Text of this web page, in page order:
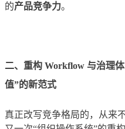
的产品竞争力。
二、重构 Workflow 与治理
值”的新范式
真正改写竞争格局的，从来